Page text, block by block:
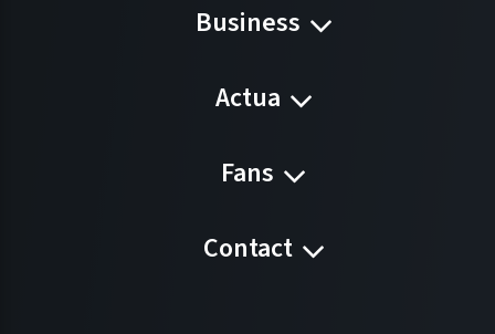
Business
Actua
Fans
Contact